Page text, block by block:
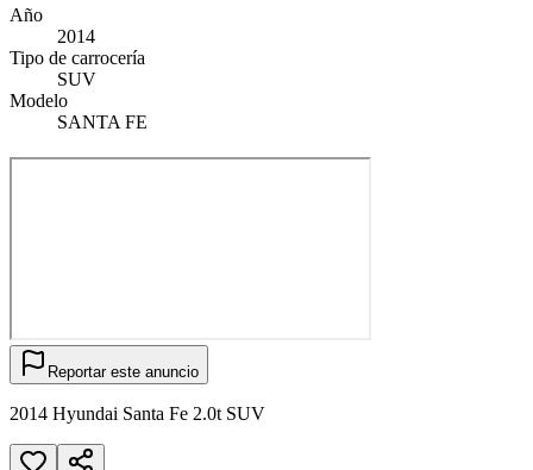
Año
2014
Tipo de carrocería
SUV
Modelo
SANTA FE
Reportar este anuncio
2014 Hyundai Santa Fe 2.0t SUV